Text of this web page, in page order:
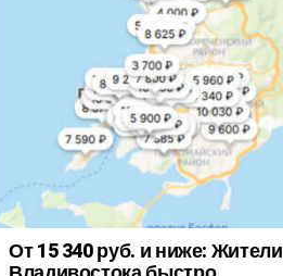
От 15 340 руб. и ниже: Жители